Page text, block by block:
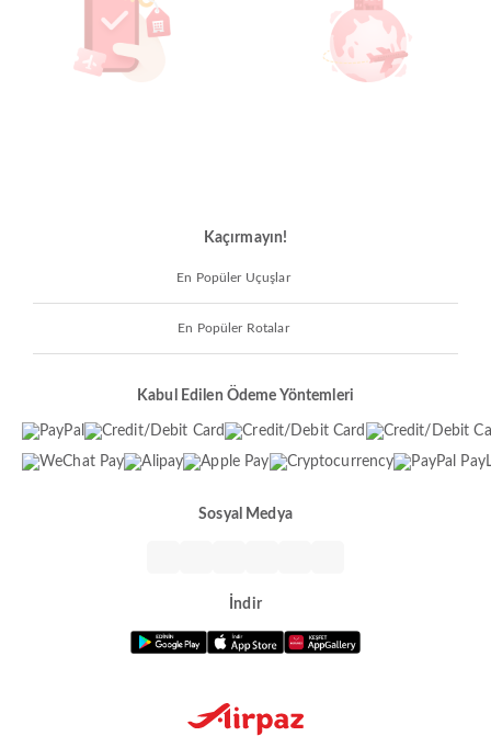
Kaçırmayın!
En Popüler Uçuşlar
En Popüler Rotalar
Kabul Edilen Ödeme Yöntemleri
Sosyal Medya
İndir